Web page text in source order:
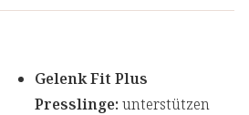
Gelenk Fit Plus
Presslinge: unterstützen